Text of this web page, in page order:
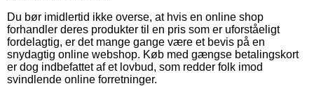
Du bør imidlertid ikke overse, at hvis en online shop
forhandler deres produkter til en pris som er uforståeligt
fordelagtig, er det mange gange være et bevis på en
snydagtig online webshop. Køb med gængse betalingskort
er dog indbefattet af et lovbud, som redder folk imod
svindlende online forretninger.